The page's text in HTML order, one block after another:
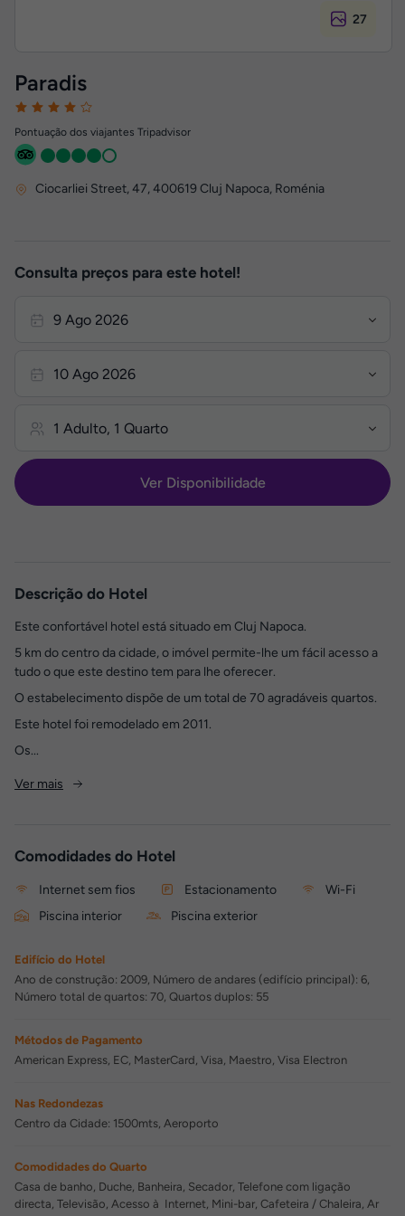
27
Paradis
Pontuação dos viajantes Tripadvisor
Ciocarliei Street, 47, 400619 Cluj Napoca, Roménia
Consulta preços para este hotel!
Ver Disponibilidade
Descrição do Hotel
Este confortável hotel está situado em Cluj Napoca.
5 km do centro da cidade, o imóvel permite-lhe um fácil acesso a
tudo o que este destino tem para lhe oferecer.
O estabelecimento dispõe de um total de 70 agradáveis quartos.
Este hotel foi remodelado em 2011.
Os...
Ver mais
Comodidades do Hotel
Internet sem fios Estacionamento
Wi-Fi
Piscina interior
Piscina exterior
Edifício do Hotel
Ano de construção: 2009, Número de andares (edifício principal): 6,
Número total de quartos: 70, Quartos duplos: 55
Métodos de Pagamento
American Express, EC, MasterCard, Visa, Maestro, Visa Electron
Nas Redondezas
Centro da Cidade: 1500mts, Aeroporto
Comodidades do Quarto
Casa de banho, Duche, Banheira, Secador, Telefone com ligação
directa, Televisão, Acesso à Internet, Mini-bar, Cafeteira / Chaleira, Ar